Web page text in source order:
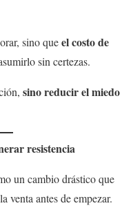
sino queel costo de
sin certezas.
sino reducir el miedo
resistencia
un cambio drástico que
venta antes de empezar.